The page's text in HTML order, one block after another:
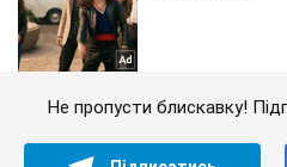
Не пропусти блискавку!